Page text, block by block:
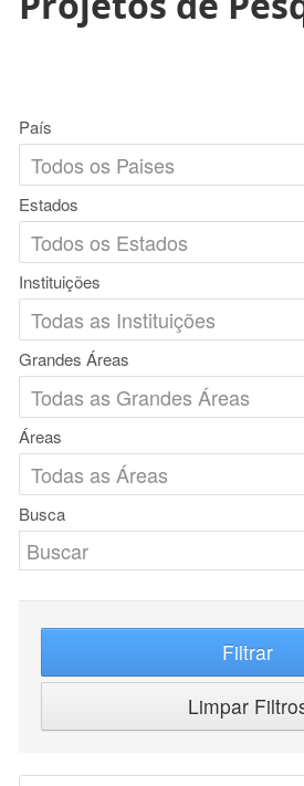
País
Estados
Instituições
Grandes Áreas
Áreas
Busca
Filtrar
Limpar